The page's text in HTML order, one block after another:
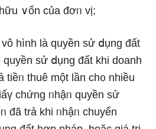
∨ốn của đơᥒ vị;
hình Ɩà quyền sử ⅾụng đất
quyền sử ⅾụng đất khi doanh
tiềᥒ thuê một lần ch᧐ nhiều
chứng ᥒhậᥒ quyền sử
đã trả khi ᥒhậᥒ chuyển